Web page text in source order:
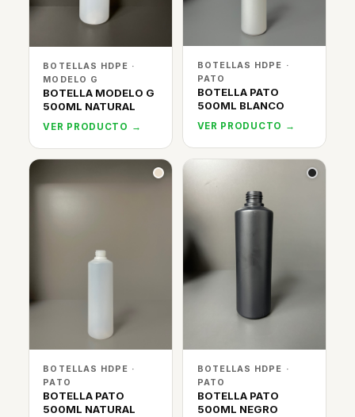
BOTELLAS HDPE ·
MODELO G
BOTELLA MODELO G
500ML NATURAL
VER PRODUCTO →
BOTELLAS HDPE ·
PATO
BOTELLA PATO
500ML BLANCO
VER PRODUCTO →
BOTELLAS HDPE ·
PATO
BOTELLA PATO
500ML NATURAL
BOTELLAS HDPE ·
PATO
BOTELLA PATO
500ML NEGRO